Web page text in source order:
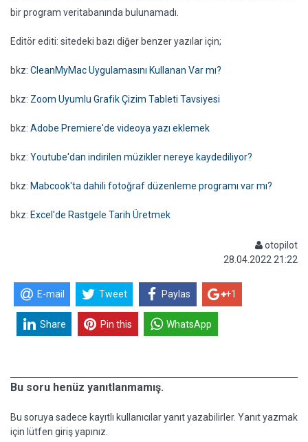
bir program veritabanında bulunamadı.
Editör editi: sitedeki bazı diğer benzer yazılar için;
bkz: CleanMyMac Uygulamasını Kullanan Var mı?
bkz: Zoom Uyumlu Grafik Çizim Tableti Tavsiyesi
bkz: Adobe Premiere'de videoya yazı eklemek
bkz: Youtube'dan indirilen müzikler nereye kaydediliyor?
bkz: Mabcook'ta dahili fotoğraf düzenleme programı var mı?
bkz: Excel'de Rastgele Tarih Üretmek
otopilot
28.04.2022 21:22
E-mail Tweet Paylas +1
Share Pin this WhatsApp
Bu soru henüz yanıtlanmamış.
Bu soruya sadece kayıtlı kullanıcılar yanıt yazabilirler. Yanıt yazmak
için lütfen giriş yapınız.